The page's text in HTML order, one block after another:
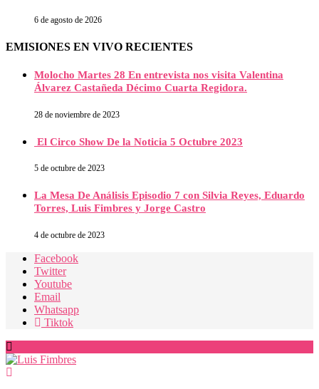
6 de agosto de 2026
EMISIONES EN VIVO RECIENTES
Molocho Martes 28 En entrevista nos visita Valentina
Álvarez Castañeda Décimo Cuarta Regidora.
28 de noviembre de 2023
El Circo Show De la Noticia 5 Octubre 2023
5 de octubre de 2023
La Mesa De Análisis Episodio 7 con Silvia Reyes, Eduardo
Torres, Luis Fimbres y Jorge Castro
4 de octubre de 2023
Facebook
Twitter
Youtube
Email
Whatsapp
Tiktok